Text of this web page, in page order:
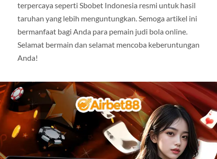
terpercaya seperti Sbobet Indonesia resmi untuk hasil
taruhan yang lebih menguntungkan. Semoga artikel ini
bermanfaat bagi Anda para pemain judi bola online.
Selamat bermain dan selamat mencoba keberuntungan
Anda!